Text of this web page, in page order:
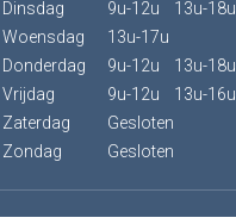
Dinsdag
Woensdag
Donderdag
Vrijdag
Zaterdag
Zondag
9u-12u 13u-18u
13u-17u
9u-12u 13u-18u
9u-12u 13u-16u
Gesloten
Gesloten